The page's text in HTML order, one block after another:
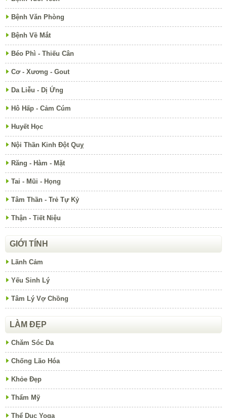
Bệnh Văn Phòng
Bệnh Về Mắt
Béo Phì - Thiếu Cân
Cơ - Xương - Gout
Da Liễu - Dị Ứng
Hô Hấp - Cảm Cúm
Huyết Học
Nội Thần Kinh Đột Quỵ
Răng - Hàm - Mặt
Tai - Mũi - Họng
Tâm Thần - Trẻ Tự Kỷ
Thận - Tiết Niệu
GIỚI TÍNH
Lãnh Cảm
Yếu Sinh Lý
Tâm Lý Vợ Chồng
LÀM ĐẸP
Chăm Sóc Da
Chống Lão Hóa
Khỏe Đẹp
Thẩm Mỹ
Thể Dục Yoga